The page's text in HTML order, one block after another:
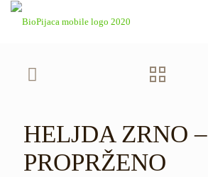
HELJDA ZRNO –
PROPRŽENO